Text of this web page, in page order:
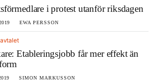
i protest utanför riksdagen
EWA PERSSON
Etableringsjobb får mer effekt än
SIMON MARKUSSON